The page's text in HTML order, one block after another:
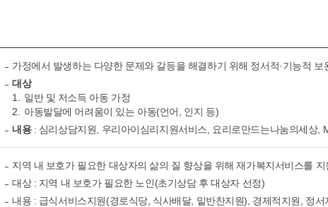
가정에서 발생하는 다양한 문제와 갈등을 해결하기 위해 정서적·기능적 보
대상
1.
일반 및 저소득 아동 가정
2.
아동발달에 어려움이 있는 아동(언어, 인지 등)
내용: 심리상담지원, 우리아이심리지원서비스, 요리로만드는나눔의세상,
지역 내 보호가 필요한 대상자의 삶의 질 향상을 위해 재가복지서비스를 지
대상 : 지역 내 보호가 필요한 노인(초기상담 후 대상자 선정)
내용 : 급식서비스지원(경로식당, 식사배달, 밑반찬지원), 경제적지원, 정